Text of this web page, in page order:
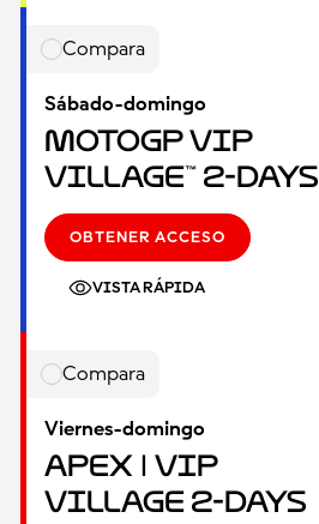
Compara
Sábado-domingo
MotoGP VIP
Village™ 2-Days
OBTENER ACCESO
VISTA RÁPIDA
Compara
Viernes-domingo
Apex | VIP
Village 2-Days